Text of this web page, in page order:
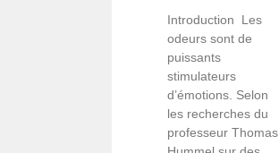
Introduction Les
odeurs sont de
puissants
stimulateurs
d’émotions. Selon
les recherches du
professeur Thomas